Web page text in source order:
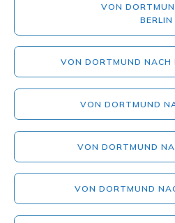
VON
BERLIN
VON DORTMUND NACH
VON DORTMUND
VON DORTMUND
VON DORTMUND